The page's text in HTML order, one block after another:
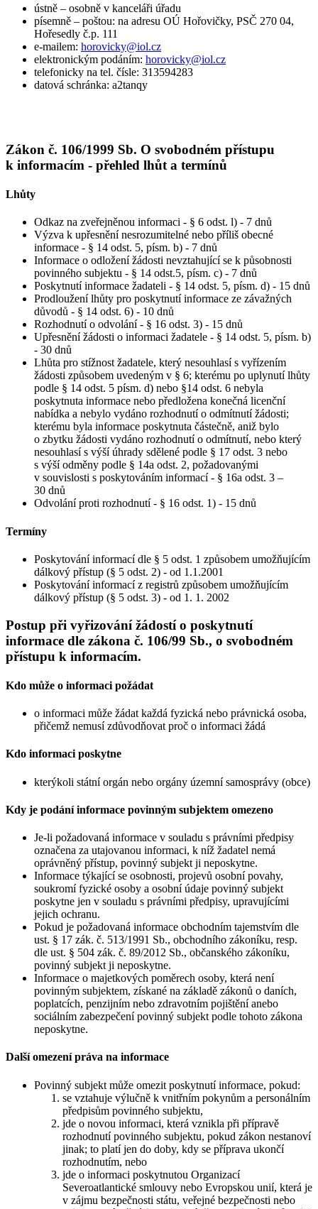
ústně – osobně v kanceláři úřadu
písemně – poštou: na adresu OÚ Hořovičky, PSČ 270 04,
Hořesedly č.p. 111
e-mailem: horovicky@iol.cz
elektronickým podáním: horovicky@iol.cz
telefonicky na tel. čísle: 313594283
datová schránka: a2tanqy
Zákon č. 106/1999 Sb. O svobodném přístupu
k informacím - přehled lhůt a termínů
Lhůty
Odkaz na zveřejněnou informaci - § 6 odst. l) - 7 dnů
Výzva k upřesnění nesrozumitelné nebo příliš obecné
informace - § 14 odst. 5, písm. b) - 7 dnů
Informace o odložení žádosti nevztahující se k působnosti
povinného subjektu - § 14 odst.5, písm. c) - 7 dnů
Poskytnutí informace žadateli - § 14 odst. 5, písm. d) - 15 dnů
Prodloužení lhůty pro poskytnutí informace ze závažných
důvodů - § 14 odst. 6) - 10 dnů
Rozhodnutí o odvolání - § 16 odst. 3) - 15 dnů
Upřesnění žádosti o informaci žadatele - § 14 odst. 5, písm. b)
- 30 dnů
Lhůta pro stížnost žadatele, který nesouhlasí s vyřízením
žádosti způsobem uvedeným v § 6; kterému po uplynutí lhůty
podle § 14 odst. 5 písm. d) nebo §14 odst. 6 nebyla
poskytnuta informace nebo předložena konečná licenční
nabídka a nebylo vydáno rozhodnutí o odmítnutí žádosti;
kterému byla informace poskytnuta částečně, aniž bylo
o zbytku žádosti vydáno rozhodnutí o odmítnutí, nebo který
nesouhlasí s výší úhrady sdělené podle § 17 odst. 3 nebo
s výší odměny podle § 14a odst. 2, požadovanými
v souvislosti s poskytováním informací - § 16a odst. 3 –
30 dnů
Odvolání proti rozhodnutí - § 16 odst. 1) - 15 dnů
Termíny
Poskytování informací dle § 5 odst. 1 způsobem umožňujícím
dálkový přístup (§ 5 odst. 2) - od 1.1.2001
Poskytování informací z registrů způsobem umožňujícím
dálkový přístup (§ 5 odst. 3) - od 1. 1. 2002
Postup při vyřizování žádostí o poskytnutí
informace dle zákona č. 106/99 Sb., o svobodném
přístupu k informacím.
Kdo může o informaci požádat
o informaci může žádat každá fyzická nebo právnická osoba,
přičemž nemusí zdůvodňovat proč o informaci žádá
Kdo informaci poskytne
kterýkoli státní orgán nebo orgány územní samosprávy (obce)
Kdy je podání informace povinným subjektem omezeno
Je-li požadovaná informace v souladu s právními předpisy
označena za utajovanou informaci, k níž žadatel nemá
oprávněný přístup, povinný subjekt ji neposkytne.
Informace týkající se osobnosti, projevů osobní povahy,
soukromí fyzické osoby a osobní údaje povinný subjekt
poskytne jen v souladu s právními předpisy, upravujícími
jejich ochranu.
Pokud je požadovaná informace obchodním tajemstvím dle
ust. § 17 zák. č. 513/1991 Sb., obchodního zákoníku, resp.
dle ust. § 504 zák. č. 89/2012 Sb., občanského zákoníku,
povinný subjekt ji neposkytne.
Informace o majetkových poměrech osoby, která není
povinným subjektem, získané na základě zákonů o daních,
poplatcích, penzijním nebo zdravotním pojištění anebo
sociálním zabezpečení povinný subjekt podle tohoto zákona
neposkytne.
Další omezení práva na informace
Povinný subjekt může omezit poskytnutí informace, pokud:
se vztahuje výlučně k vnitřním pokynům a personálním
předpisům povinného subjektu,
jde o novou informaci, která vznikla při přípravě
rozhodnutí povinného subjektu, pokud zákon nestanoví
jinak; to platí jen do doby, kdy se příprava ukončí
rozhodnutím, nebo
jde o informaci poskytnutou Organizací
Severoatlantické smlouvy nebo Evropskou unií, která je
v zájmu bezpečnosti státu, veřejné bezpečnosti nebo